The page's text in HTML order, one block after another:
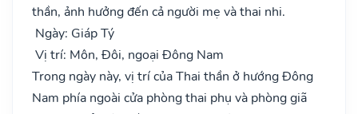
thần, ảnh hưởng đến cả người mẹ và thai nhi.
Ngày: Giáp Tý
Vị trí: Môn, Đôi, ngoại Đông Nam
Trong ngày này, vị trí của Thai thần ở hướng Đông
Nam phía ngoài cửa phòng thai phụ và phòng giã